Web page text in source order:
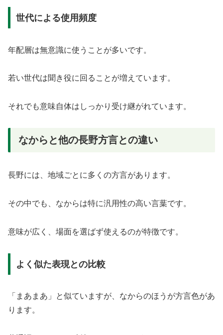
世代による使用頻度
年配層は無意識に使うことが多いです。
若い世代は聞き役に回ることが増えています。
それでも意味自体はしっかり受け継がれています。
なからと他の長野方言との違い
長野には、地域ごとに多くの方言があります。
その中でも、なからは特に汎用性の高い言葉です。
意味が広く、場面を選ばず使えるのが特徴です。
よく似た表現との比較
「まあまあ」と似ていますが、なからのほうが方言色があ
ります。